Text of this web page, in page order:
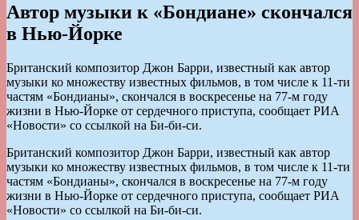
Автор музыки к «Бондиане» скончался
в Нью-Йорке
Британский композитор Джон Барри, известный как автор
музыки ко множеству известных фильмов, в том числе к 11-ти
частям «Бондианы», скончался в воскресенье на 77-м году
жизни в Нью-Йорке от сердечного приступа, сообщает РИА
«Новости» со ссылкой на Би-би-си.
Британский композитор Джон Барри, известный как автор
музыки ко множеству известных фильмов, в том числе к 11-ти
частям «Бондианы», скончался в воскресенье на 77-м году
жизни в Нью-Йорке от сердечного приступа, сообщает РИА
«Новости» со ссылкой на Би-би-си.